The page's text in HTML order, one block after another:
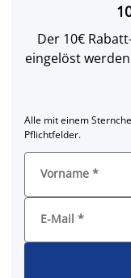
Der 10€
eingelöst
Alle mit einem
Pflichtfelder.
Vorname *
E-Mail *